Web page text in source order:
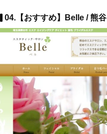
04.【おすすめ】Belle / 熊谷